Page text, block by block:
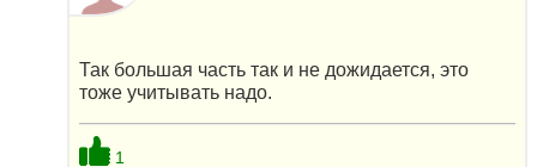
Так большая часть так и не дожидается, это
тоже учитывать надо.
1